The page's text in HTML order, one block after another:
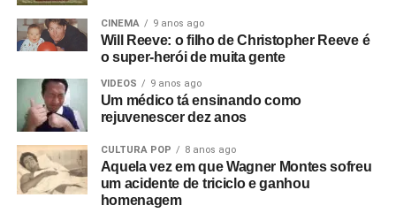
CINEMA 9 anos ago
Will Reeve: o filho de Christopher Reeve é
o super-herói de muita gente
VIDEOS 9 anos ago
Um médico tá ensinando como
rejuvenescer dez anos
CULTURA POP 8 anos ago
Aquela vez em que Wagner Montes sofreu
um acidente de triciclo e ganhou
homenagem